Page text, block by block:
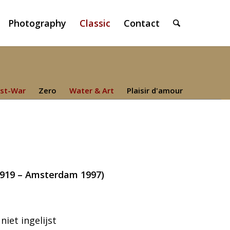
Photography Classic Contact
War Zero Water & Art Plaisir d'amour
– Amsterdam 1997)
niet ingelijst